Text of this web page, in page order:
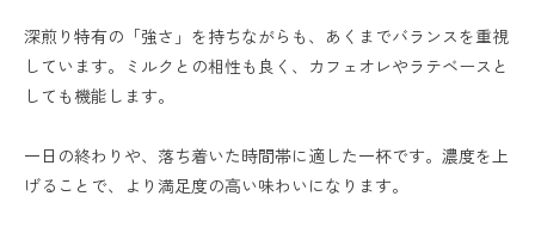
深煎り特有の「強さ」を持ちながらも、あくまでバランスを重視
しています。ミルクとの相性も良く、カフェオレやラテベースと
しても機能します。
一日の終わりや、落ち着いた時間帯に適した一杯です。濃度を上
げることで、より満足度の高い味わいになります。